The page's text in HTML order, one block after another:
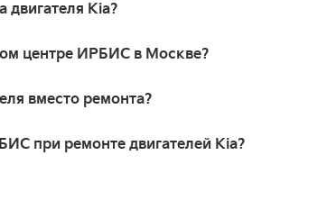
Kia?
центре ИРБИС в Москве?
вместо ремонта?
при ремонте двигателей Kia?